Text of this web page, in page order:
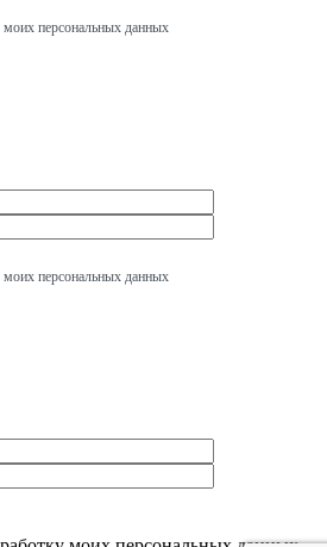
моих персональных данных
моих персональных данных